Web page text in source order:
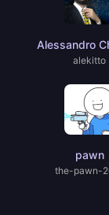
Alessandro
alekitto
pawn
the-pawn-